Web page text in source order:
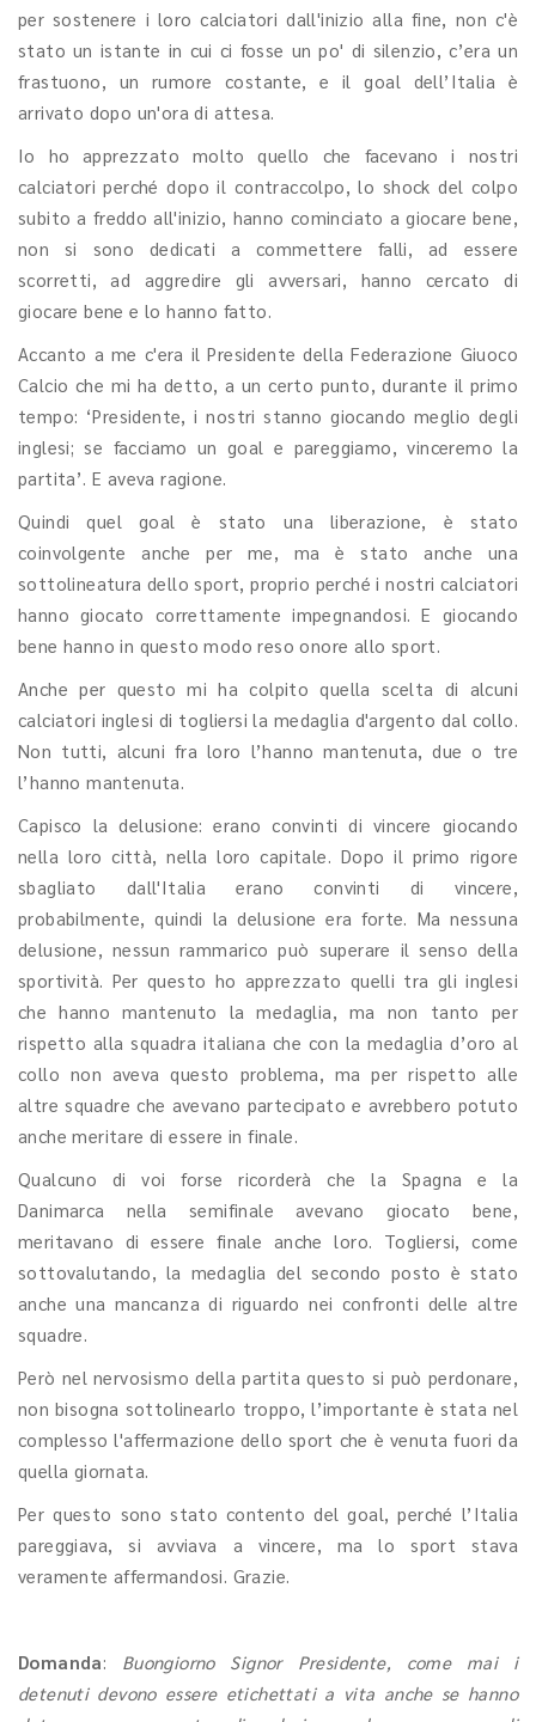
per sostenere i loro calciatori dall'inizio alla fine, non c'è
stato un istante in cui ci fosse un po' di silenzio, c’era un
frastuono, un rumore costante, e il goal dell’Italia è
arrivato dopo un'ora di attesa.
Io ho apprezzato molto quello che facevano i nostri
calciatori perché dopo il contraccolpo, lo shock del colpo
subito a freddo all'inizio, hanno cominciato a giocare bene,
non si sono dedicati a commettere falli, ad essere
scorretti, ad aggredire gli avversari, hanno cercato di
giocare bene e lo hanno fatto.
Accanto a me c'era il Presidente della Federazione Giuoco
Calcio che mi ha detto, a un certo punto, durante il primo
tempo: ‘Presidente, i nostri stanno giocando meglio degli
inglesi; se facciamo un goal e pareggiamo, vinceremo la
partita’. E aveva ragione.
Quindi quel goal è stato una liberazione, è stato
coinvolgente anche per me, ma è stato anche una
sottolineatura dello sport, proprio perché i nostri calciatori
hanno giocato correttamente impegnandosi. E giocando
bene hanno in questo modo reso onore allo sport.
Anche per questo mi ha colpito quella scelta di alcuni
calciatori inglesi di togliersi la medaglia d'argento dal collo.
Non tutti, alcuni fra loro l’hanno mantenuta, due o tre
l’hanno mantenuta.
Capisco la delusione: erano convinti di vincere giocando
nella loro città, nella loro capitale. Dopo il primo rigore
sbagliato dall'Italia erano convinti di vincere,
probabilmente, quindi la delusione era forte. Ma nessuna
delusione, nessun rammarico può superare il senso della
sportività. Per questo ho apprezzato quelli tra gli inglesi
che hanno mantenuto la medaglia, ma non tanto per
rispetto alla squadra italiana che con la medaglia d’oro al
collo non aveva questo problema, ma per rispetto alle
altre squadre che avevano partecipato e avrebbero potuto
anche meritare di essere in finale.
Qualcuno di voi forse ricorderà che la Spagna e la
Danimarca nella semifinale avevano giocato bene,
meritavano di essere finale anche loro. Togliersi, come
sottovalutando, la medaglia del secondo posto è stato
anche una mancanza di riguardo nei confronti delle altre
squadre.
Però nel nervosismo della partita questo si può perdonare,
non bisogna sottolinearlo troppo, l’importante è stata nel
complesso l'affermazione dello sport che è venuta fuori da
quella giornata.
Per questo sono stato contento del goal, perché l’Italia
pareggiava, si avviava a vincere, ma lo sport stava
veramente affermandosi. Grazie.
Domanda: Buongiorno Signor Presidente, come mai i
detenuti devono essere etichettati a vita anche se hanno